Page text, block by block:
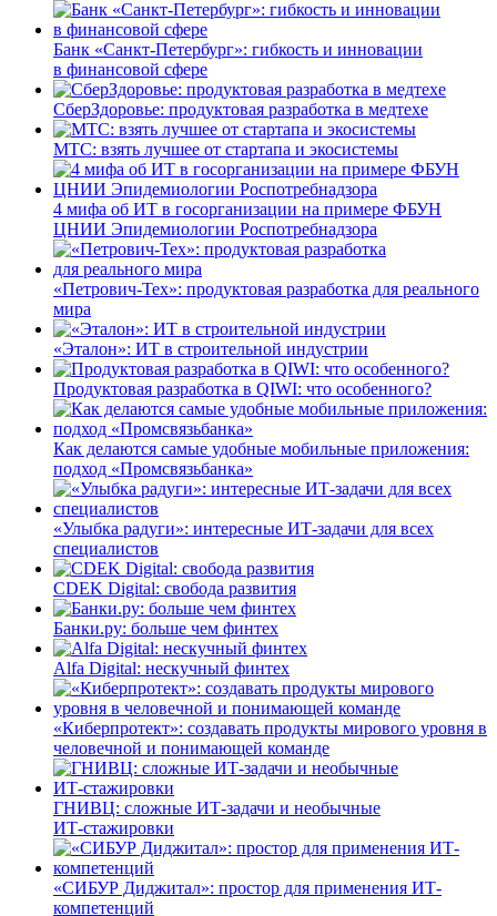
Банк «Санкт-Петербург»: гибкость и инновации
в финансовой сфере
СберЗдоровье: продуктовая разработка в медтехе
МТС: взять лучшее от стартапа и экосистемы
4 мифа об ИТ в госорганизации на примере ФБУН
ЦНИИ Эпидемиологии Роспотребнадзора
«Петрович-Тех»: продуктовая разработка для реального
мира
«Эталон»: ИТ в строительной индустрии
Продуктовая разработка в QIWI: что особенного?
Как делаются самые удобные мобильные приложения:
подход «Промсвязьбанка»
«Улыбка радуги»: интересные ИТ-задачи для всех
специалистов
CDEK Digital: свобода развития
Банки.ру: больше чем финтех
Alfa Digital: нескучный финтех
«Киберпротект»: создавать продукты мирового уровня в
человечной и понимающей команде
ГНИВЦ: сложные ИТ‑задачи и необычные
ИТ‑стажировки
«СИБУР Диджитал»: простор для применения ИТ-
компетенций